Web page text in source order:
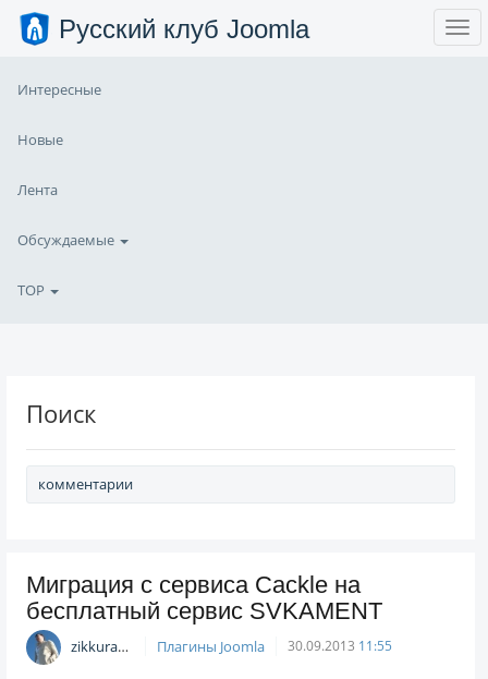
Русский клуб Joomla
Интересные
Новые
Лента
Обсуждаемые
TOP
Поиск
Миграция с сервиса Cackle на
бесплатный сервис SVKAMENT
zikkuratvk Плагины Joomla 30.09.2013 11:55